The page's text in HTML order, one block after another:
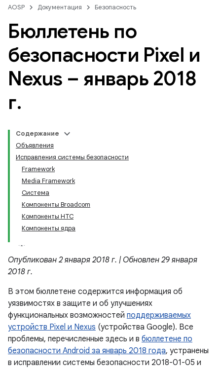
AOSP Документация Безопасность
Бюллетень по
безопасности Pixel и
Nexus – январь 2018
г.
Содержание
Объявления
Исправления системы безопасности
Framework
Media Framework
Система
Компоненты Broadcom
Компоненты HTC
Компоненты ядра
Опубликован 2 января 2018 г. | Обновлен 29 января
2018 г.
В этом бюллетене содержится информация об
уязвимостях в защите и об улучшениях
функциональных возможностей поддерживаемых
устройств Pixel и Nexus (устройства Google). Все
проблемы, перечисленные здесь и в бюллетене по
безопасности Android за январь 2018 года, устранены
в исправлении системы безопасности 2018-01-05 и